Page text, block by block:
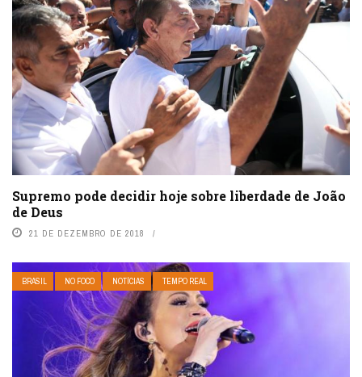
Supremo pode decidir hoje sobre liberdade de João
de Deus
21 DE DEZEMBRO DE 2018
BRASIL NO FOCO NOTÍCIAS TEMPO REAL